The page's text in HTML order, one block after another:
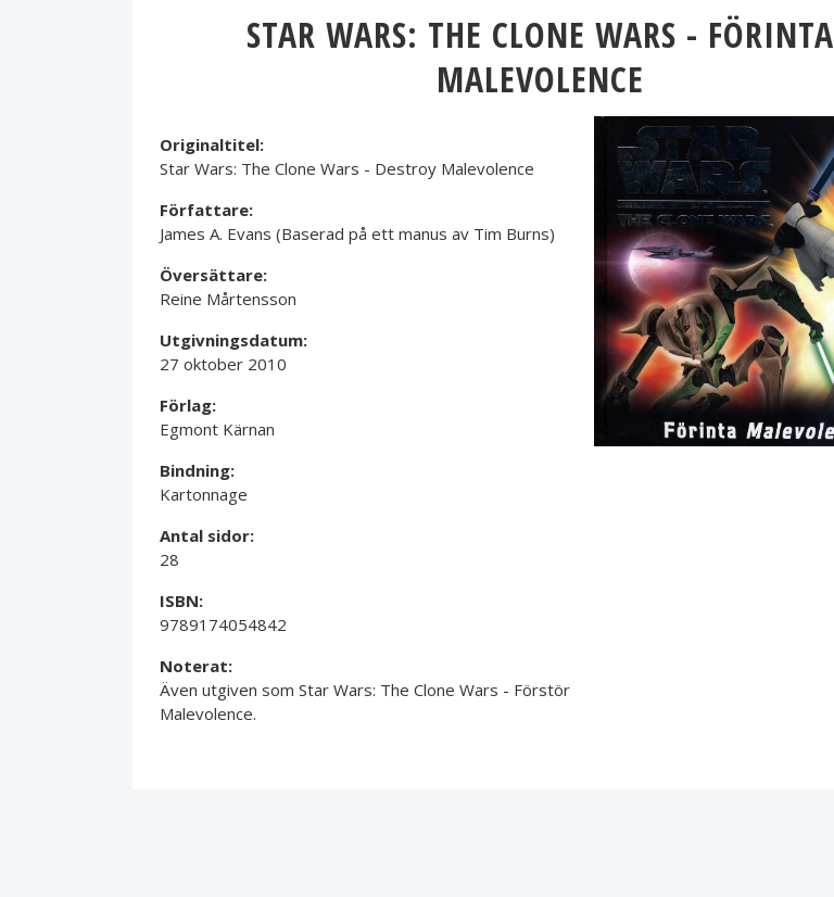
STAR WARS: THE CLONE WARS - FÖRINTA
MALEVOLENCE
Originaltitel:
Star Wars: The Clone Wars - Destroy Malevolence
Författare:
James A. Evans (Baserad på ett manus av Tim Burns)
Översättare:
Reine Mårtensson
Utgivningsdatum:
27 oktober 2010
Förlag:
Egmont Kärnan
Bindning:
Kartonnage
Antal sidor:
28
ISBN:
9789174054842
Noterat:
Även utgiven som Star Wars: The Clone Wars - Förstör
Malevolence.